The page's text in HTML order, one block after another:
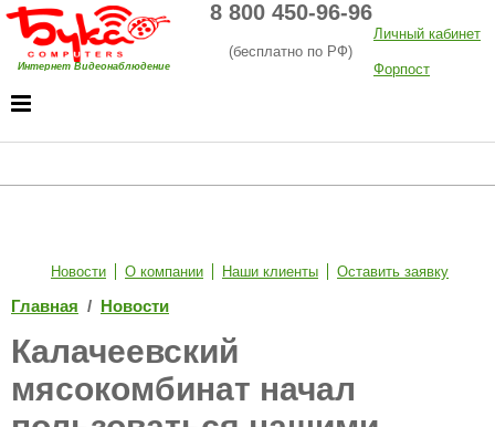
Интернет Видеонаблюдение
8 800 450-96-96
(бесплатно по РФ)
Личный кабинет
Форпост
Новости О компании Наши клиенты Оставить заявку
Главная / Новости
Калачеевский
мясокомбинат начал